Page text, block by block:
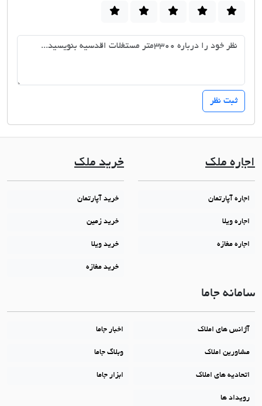
اجاره ملک
اجاره آپارتمان
اجاره ویلا
اجاره مغازه
خرید ملک
خرید آپارتمان
خرید زمین
خرید ویلا
خرید مغازه
سامانه جاما
آژانس های املاک اخبار جاما
مشاورین املاک وبلاگ جاما
اتحادیه های املاک ابزار جاما
رویداد ها